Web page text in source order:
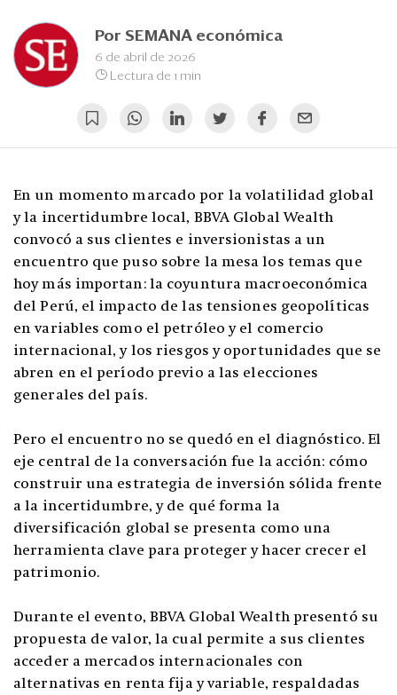
Por SEMANA económica
6 de abril de 2026
Lectura de 1 min
En un momento marcado por la volatilidad global
y la incertidumbre local, BBVA Global Wealth
convocó a sus clientes e inversionistas a un
encuentro que puso sobre la mesa los temas que
hoy más importan: la coyuntura macroeconómica
del Perú, el impacto de las tensiones geopolíticas
en variables como el petróleo y el comercio
internacional, y los riesgos y oportunidades que se
abren en el período previo a las elecciones
generales del país.
Pero el encuentro no se quedó en el diagnóstico. El
eje central de la conversación fue la acción: cómo
construir una estrategia de inversión sólida frente
a la incertidumbre, y de qué forma la
diversificación global se presenta como una
herramienta clave para proteger y hacer crecer el
patrimonio.
Durante el evento, BBVA Global Wealth presentó su
propuesta de valor, la cual permite a sus clientes
acceder a mercados internacionales con
alternativas en renta fija y variable, respaldadas